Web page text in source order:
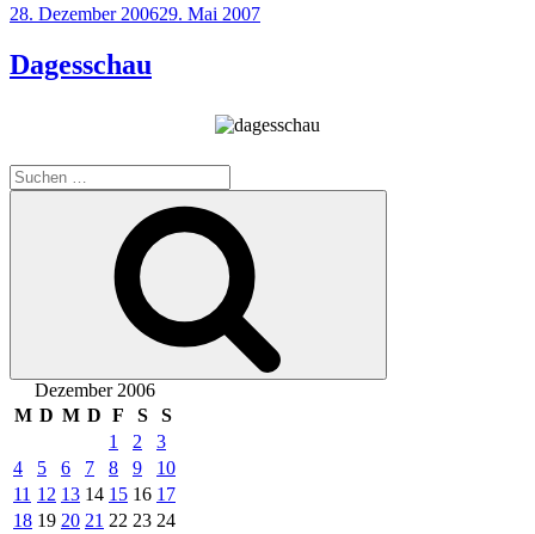
Veröffentlicht
28. Dezember 200629. Mai 2007
Dagesschau
Suchen
nach:
Dezember 2006
M D M D F S
S
1
2
3
4
5 6 7 8 9
10
11 12 13 14 15 16 17
18 19 20 21 22 23 24